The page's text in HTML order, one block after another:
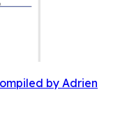
by Adrien